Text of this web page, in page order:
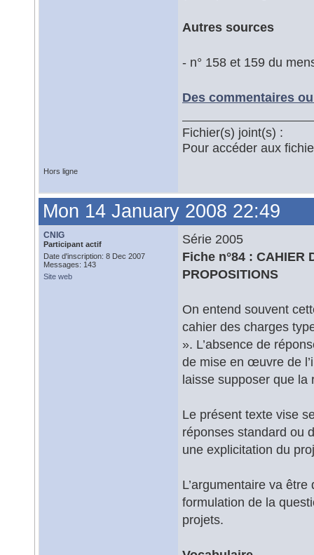
Autres sources
- n° 158 et 159 du
Des commentaires
Fichier(s) joint(s) :
Pour accéder aux
Hors ligne
Mon 14 January 2008 22:49
CNIG
Participant actif
Date d'inscription: 8 Dec 2007
Messages: 143
Site web
Série 2005
Fiche n°84 : CAHIER
PROPOSITIONS
On entend souvent
cahier des charges
». L’absence de
de mise en œuvre de
laisse supposer que la
Le présent texte vise
réponses standard ou
une explicitation du
L’argumentaire va
formulation de la
projets.